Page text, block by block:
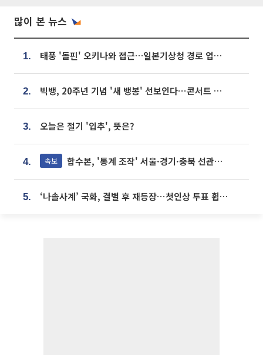
많이 본 뉴스
1. 태풍 '돌핀' 오키나와 접근…일본기상청 경로 업데이트
2. 빅뱅, 20주년 기념 '새 뱅봉' 선보인다⋯콘서트 앞두고 팝업 개최
3. 오늘은 절기 '입추', 뜻은?
4. 속보 합수본, '통계 조작' 서울·경기·충북 선관위 등 추가 압수수색
5. ‘나솔사계’ 국화, 결별 후 재등장⋯첫인상 투표 휩쓸고 ‘인기녀’ 등극